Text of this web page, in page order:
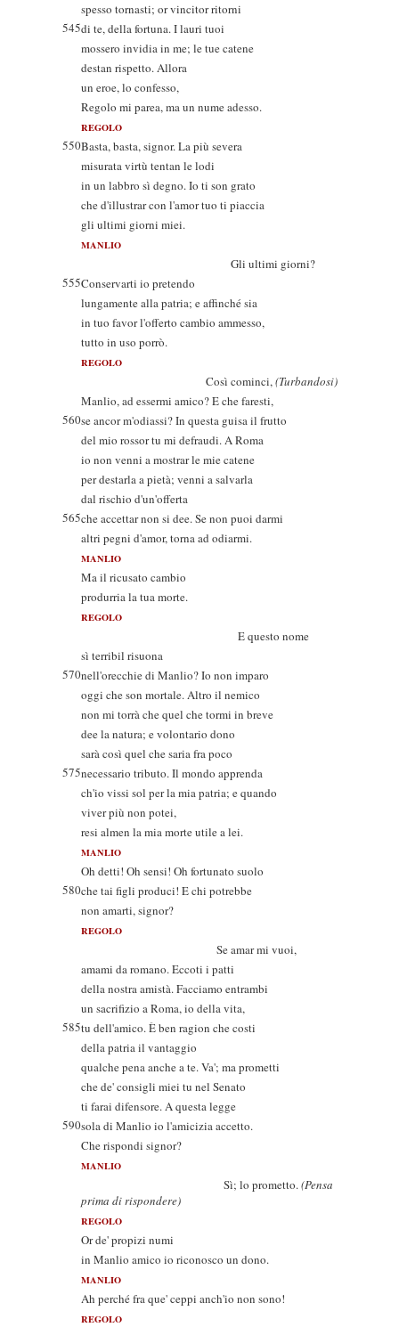
spesso tornasti; or vincitor ritorni
545di te, della fortuna. I lauri tuoi
mossero invidia in me; le tue catene
destan rispetto. Allora
un eroe, lo confesso,
Regolo mi parea, ma un nume adesso.
REGOLO
550Basta, basta, signor. La più severa
misurata virtù tentan le lodi
in un labbro sì degno. Io ti son grato
che d'illustrar con l'amor tuo ti piaccia
gli ultimi giorni miei.
MANLIO
Gli ultimi giorni?
555Conservarti io pretendo
lungamente alla patria; e affinché sia
in tuo favor l'offerto cambio ammesso,
tutto in uso porrò.
REGOLO
Così cominci,(Turbandosi)
Manlio, ad essermi amico? E che faresti,
560se ancor m'odiassi? In questa guisa il frutto
del mio rossor tu mi defraudi. A Roma
io non venni a mostrar le mie catene
per destarla a pietà; venni a salvarla
dal rischio d'un'offerta
565che accettar non si dee. Se non puoi darmi
altri pegni d'amor, torna ad odiarmi.
MANLIO
Ma il ricusato cambio
produrria la tua morte.
REGOLO
E questo nome
sì terribil risuona
570nell'orecchie di Manlio? Io non imparo
oggi che son mortale. Altro il nemico
non mi torrà che quel che tormi in breve
dee la natura; e volontario dono
sarà così quel che saria fra poco
575necessario tributo. Il mondo apprenda
ch'io vissi sol per la mia patria; e quando
viver più non potei,
resi almen la mia morte utile a lei.
MANLIO
Oh detti! Oh sensi! Oh fortunato suolo
580che tai figli produci! E chi potrebbe
non amarti, signor?
REGOLO
Se amar mi vuoi,
amami da romano. Eccoti i patti
della nostra amistà. Facciamo entrambi
un sacrifizio a Roma, io della vita,
585tu dell'amico. È ben ragion che costi
della patria il vantaggio
qualche pena anche a te. Va'; ma prometti
che de' consigli miei tu nel Senato
ti farai difensore. A questa legge
590sola di Manlio io l'amicizia accetto.
Che rispondi signor?
MANLIO
Sì; lo prometto.(Pensa
prima di rispondere)
REGOLO
Or de' propizi numi
in Manlio amico io riconosco un dono.
MANLIO
Ah perché fra que' ceppi anch'io non sono!
REGOLO